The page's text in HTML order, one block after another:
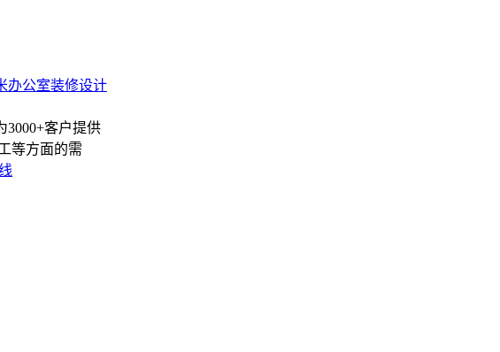
办公室装修设计
3000+客户提供
等方面的需